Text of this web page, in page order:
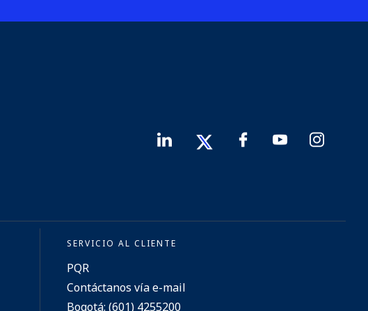
SERVICIO AL CLIENTE
PQR
Contáctanos vía e-mail
Bogotá: (601) 4255200